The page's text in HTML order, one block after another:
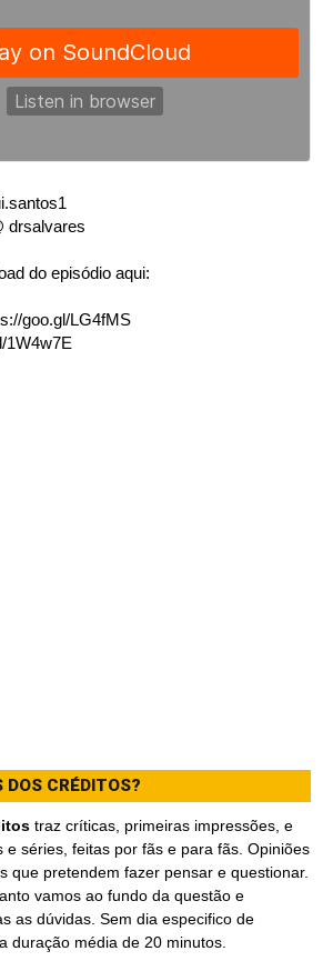
drsalvares
do episódio aqui:
goo.gl/LG4fMS
1W4w7E
DOS CRÉDITOS?
traz críticas, primeiras impressões, e
e séries, feitas por fãs e para fãs. Opiniões
que pretendem fazer pensar e questionar.
vamos ao fundo da questão e
as dúvidas. Sem dia especifico de
duração média de 20 minutos.